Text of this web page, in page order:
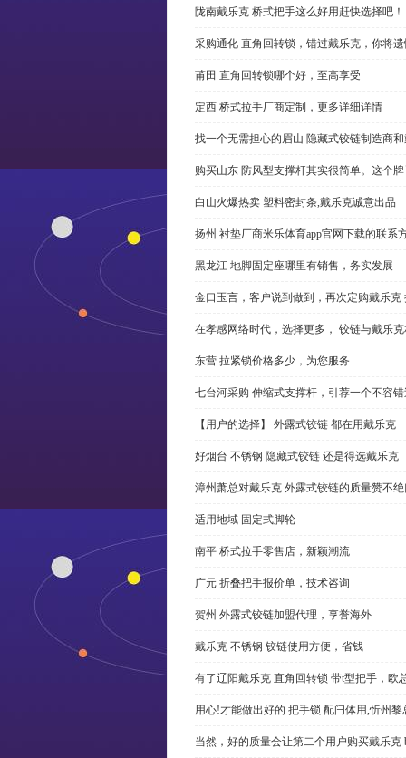
陇南戴乐克 桥式把手这么好用赶快选择吧！
采购通化 直角回转锁，错过戴乐克，你将
莆田 直角回转锁哪个好，至高享受
定西 桥式拉手厂商定制，更多详细详情
找一个无需担心的眉山 隐藏式铰链制造商
购买山东 防风型支撑杆其实很简单。这个
白山火爆热卖 塑料密封条,戴乐克诚意出品
扬州 衬垫厂商米乐体育app官网下载的联系
黑龙江 地脚固定座哪里有销售，务实发展
金口玉言，客户说到做到，再次定购戴乐克
在孝感网络时代，选择更多， 铰链与戴乐
东营 拉紧锁价格多少，为您服务
七台河采购 伸缩式支撑杆，引荐一个不容
【用户的选择】 外露式铰链 都在用戴乐克
好烟台 不锈钢 隐藏式铰链 还是得选戴乐克
漳州萧总对戴乐克 外露式铰链的质量赞不
适用地域 固定式脚轮
南平 桥式拉手零售店，新颖潮流
广元 折叠把手报价单，技术咨询
贺州 外露式铰链加盟代理，享誉海外
戴乐克 不锈钢 铰链使用方便，省钱
有了辽阳戴乐克 直角回转锁 带t型把手，欧
用心!才能做出好的 把手锁 配闩体用,忻州黎
当然，好的质量会让第二个用户购买戴乐克